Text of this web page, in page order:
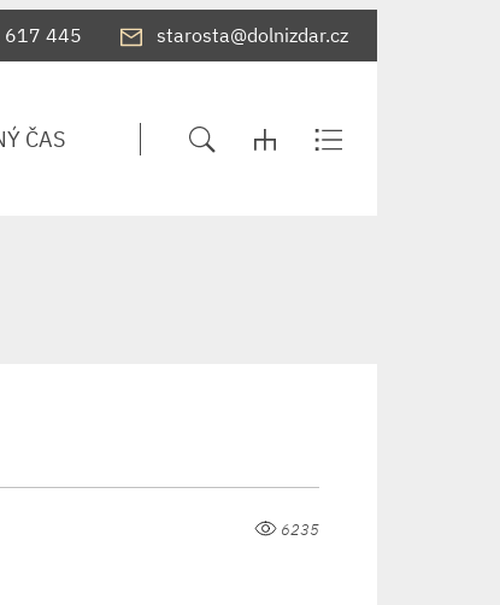
617 445 starosta@dolnizdar.cz
ČAS
6235